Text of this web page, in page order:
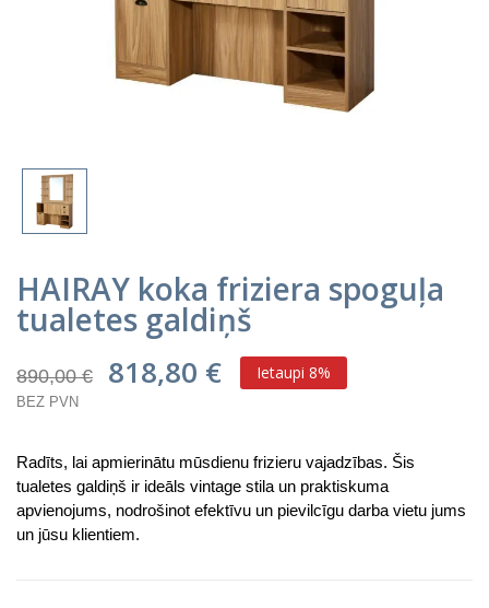
HAIRAY koka friziera spoguļa
tualetes galdiņš
890,00 € 818,80 € Ietaupi 8%
BEZ PVN
Radīts, lai apmierinātu mūsdienu frizieru vajadzības. Šis
tualetes galdiņš ir ideāls vintage stila un praktiskuma
apvienojums, nodrošinot efektīvu un pievilcīgu darba vietu jums
un jūsu klientiem.